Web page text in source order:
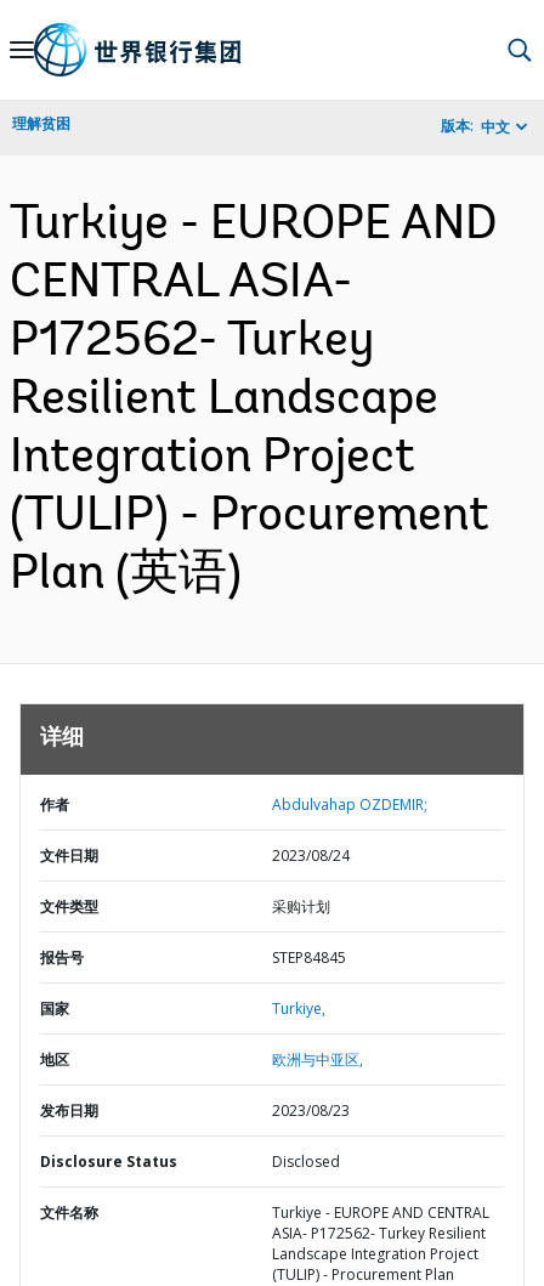
Skip
Navigation
理解贫困 版本: 中文
Turkiye - EUROPE AND
CENTRAL ASIA-
P172562- Turkey
Resilient Landscape
Integration Project
(TULIP) - Procurement
Plan (英语)
详细
作者 Abdulvahap OZDEMIR;
文件日期 2023/08/24
文件类型 采购计划
报告号 STEP84845
国家 Turkiye,
地区 欧洲与中亚区,
发布日期 2023/08/23
Disclosure Status Disclosed
文件名称
Turkiye - EUROPE AND CENTRAL
ASIA- P172562- Turkey Resilient
Landscape Integration Project
(TULIP) - Procurement Plan